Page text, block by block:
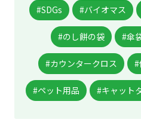
#SDGs #バイオマス
#のし餅の袋 #傘
#カウンタークロス #
#ペット用品 #キャット